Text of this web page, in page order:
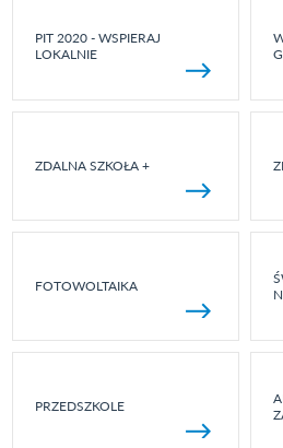
PIT 2020 - WSPIERAJ
LOKALNIE
ZDALNA SZKOŁA +
FOTOWOLTAIKA
PRZEDSZKOLE